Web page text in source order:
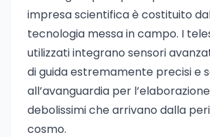
impresa scientifica è costituito
tecnologia messa in campo. I
utilizzati integrano sensori
di guida estremamente precisi e
all’avanguardia per
debolissimi che arrivano dalla
cosmo.